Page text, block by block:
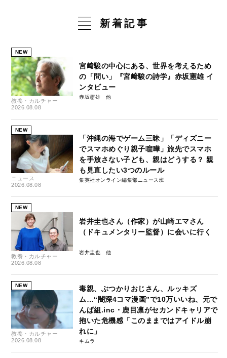
新着記事
NEW
教養・カルチャー
2026.08.08
宮﨑駿の中心にある、世界を考えるため
の「問い」『宮﨑駿の詩学』赤坂憲雄 イ
ンタビュー
赤坂憲雄
NEW
ニュース
2026.08.08
「沖縄の海でゲーム三昧」「ディズニー
でスマホめぐり親子喧嘩」旅先でスマホ
を手放さない子ども、親はどうする？ 親
も見直したい3つのルール
集英社オンライン編集部ニュース班
NEW
教養・カルチャー
2026.08.08
岩井圭也さん（作家）が山崎エマさん
（ドキュメンタリー監督）に会いに行く
岩井圭也
NEW
教養・カルチャー
2026.08.08
毒親、ぶつかりおじさん、ルッキズ
ム…“闇深4コマ漫画”で10万いいね、元で
んぱ組.inc・鹿目凛がセカンドキャリアで
抱いた危機感「このままではアイドル崩
れに」
キムラ